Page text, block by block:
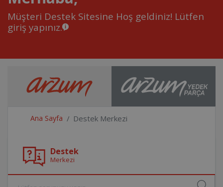
Müşteri Destek Sitesine Hoş geldiniz! Lütfen
giriş yapınız.
Ana Sayfa Destek Merkezi
Destek
Merkezi